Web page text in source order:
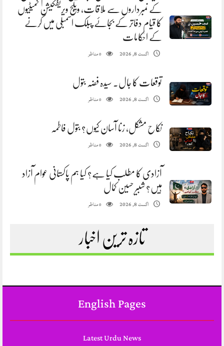
کے نمبرداروں سے ملاقات، ویلج ویریفکیشن کمیٹیوں
کا قیام دفاتر کے بجائے پبلک اسمبلی میں کرنے
کے احکامات
اگست 8, 2026 0مناظر
توقعات کا جال. سیدہ فضہ بتول
اگست 8, 2026 0مناظر
نکاح مشکل، زنا آسان کیوں؟ بتول فاطمہ
اگست 8, 2026 0مناظر
آزادی کا مطلب کیا ہے؟ کیا ہم پاکستانی عوام آزاد
ہیں؟ شبیر حسین کمال
اگست 8, 2026 0مناظر
تازہ ترین اخبار
English Pages
Latest Urdu News